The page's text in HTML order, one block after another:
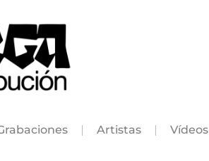
Artistas Vídeos